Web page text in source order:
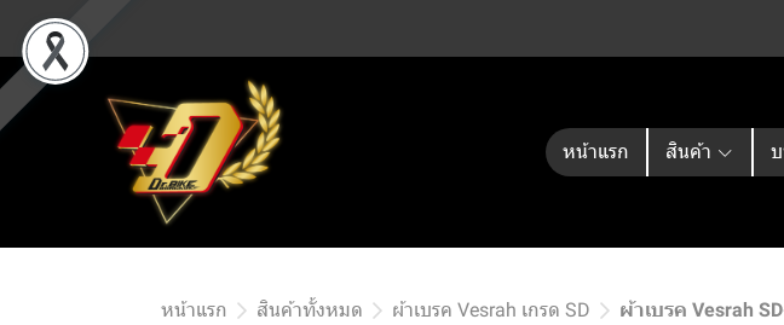
หน้าแรก สินค้า
หน้าแรก สินค้าทั้งหมด ผ้าเบรค Vesrah เกรด SD ผ้าเบรค Vesrah